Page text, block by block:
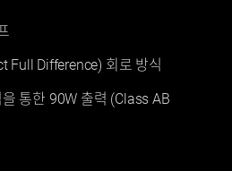
Full Difference) 회로 방식
통한 90W 출력 (Class AB